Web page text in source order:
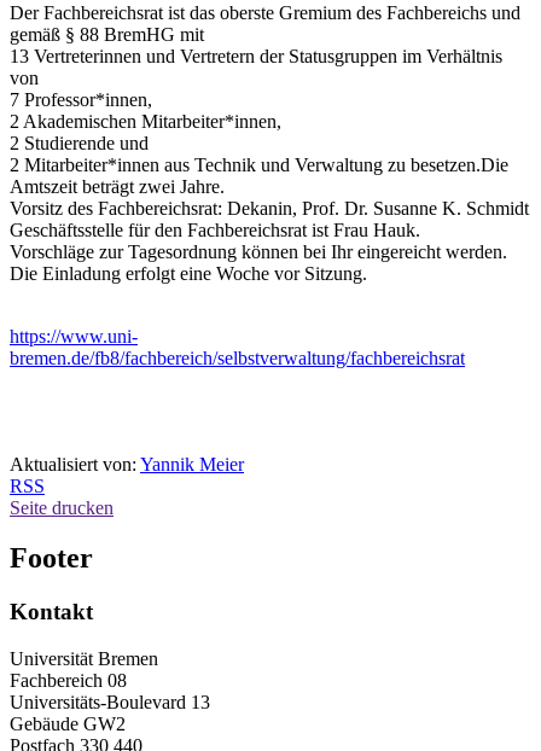
Der Fachbereichsrat ist das oberste Gremium des Fachbereichs und
gemäß § 88 BremHG mit
13 Vertreterinnen und Vertretern der Statusgruppen im Verhältnis
von
7 Professor*innen,
2 Akademischen Mitarbeiter*innen,
2 Studierende und
2 Mitarbeiter*innen aus Technik und Verwaltung zu besetzen.Die
Amtszeit beträgt zwei Jahre.
Vorsitz des Fachbereichsrat: Dekanin, Prof. Dr. Susanne K. Schmidt
Geschäftsstelle für den Fachbereichsrat ist Frau Hauk.
Vorschläge zur Tagesordnung können bei Ihr eingereicht werden.
Die Einladung erfolgt eine Woche vor Sitzung.
https://www.uni-
bremen.de/fb8/fachbereich/selbstverwaltung/fachbereichsrat
Aktualisiert von: Yannik Meier
RSS
Seite drucken
Footer
Kontakt
Universität Bremen
Fachbereich 08
Universitäts-Boulevard 13
Gebäude GW2
Postfach 330 440